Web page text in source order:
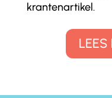
krantenartikel.
LEES